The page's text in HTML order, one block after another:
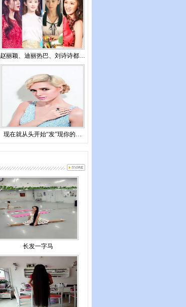
赵丽颖、迪丽热巴、刘诗诗都…
现在就从头开始“发”现你的…
长发一字马